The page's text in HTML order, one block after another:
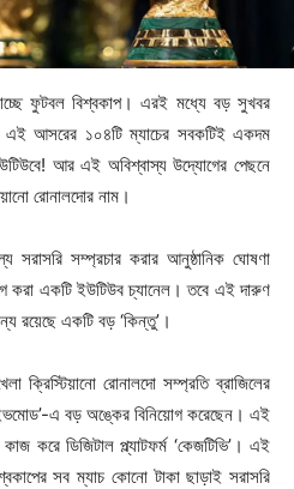
ফুটবল বিশ্বকাপ। এরই মধ্যে বড় সুখবর
এই আসরের ১০৪টি ম্যাচের সবকটিই একদম
আর এই অবিশ্বাস্য উদ্যোগের পেছনে
রোনালদোর নাম।
সরাসরি সম্প্রচার করার আনুষ্ঠানিক ঘোষণা
করা একটি ইউটিউব চ্যানেল। তবে এই দারুণ
রয়েছে একটি বড় ‘কিন্তু’।
ক্রিস্টিয়ানো রোনালদো সম্প্রতি ব্রাজিলের
এ বড় অঙ্কের বিনিয়োগ করেছেন। এই
করে ডিজিটাল প্ল্যাটফর্ম ‘কেজটিভি’। এই
সব ম্যাচ কোনো টাকা ছাড়াই সরাসরি